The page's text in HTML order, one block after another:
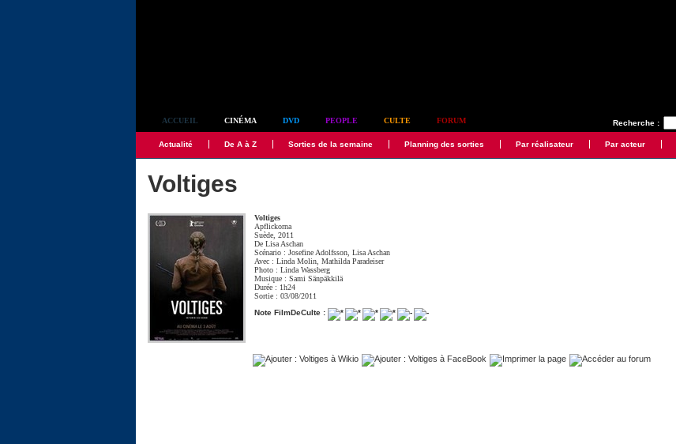
Recherche :
ACCUEIL CINÉMA DVD PEOPLE CULTE FORUM
Actualité De A à Z Sorties de la semaine Planning des sorties Par réalisateur Par acteur
Voltiges
Voltiges
Apflickorna
Suède, 2011
DeLisa Aschan
Scénario :Josefine Adolfsson ,Lisa Aschan
Avec :Linda Molin ,Mathilda Paradeiser
Photo :Linda Wassberg
Musique :Sami Sänpäkkilä
Durée : 1h24
Sortie : 03/08/2011
Note FilmDeCulte :